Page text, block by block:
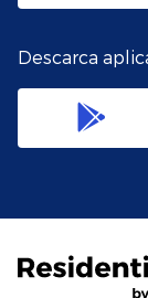
Descarca